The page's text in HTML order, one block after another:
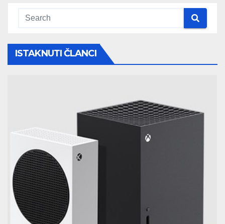
ISTAKNUTI ČLANCI